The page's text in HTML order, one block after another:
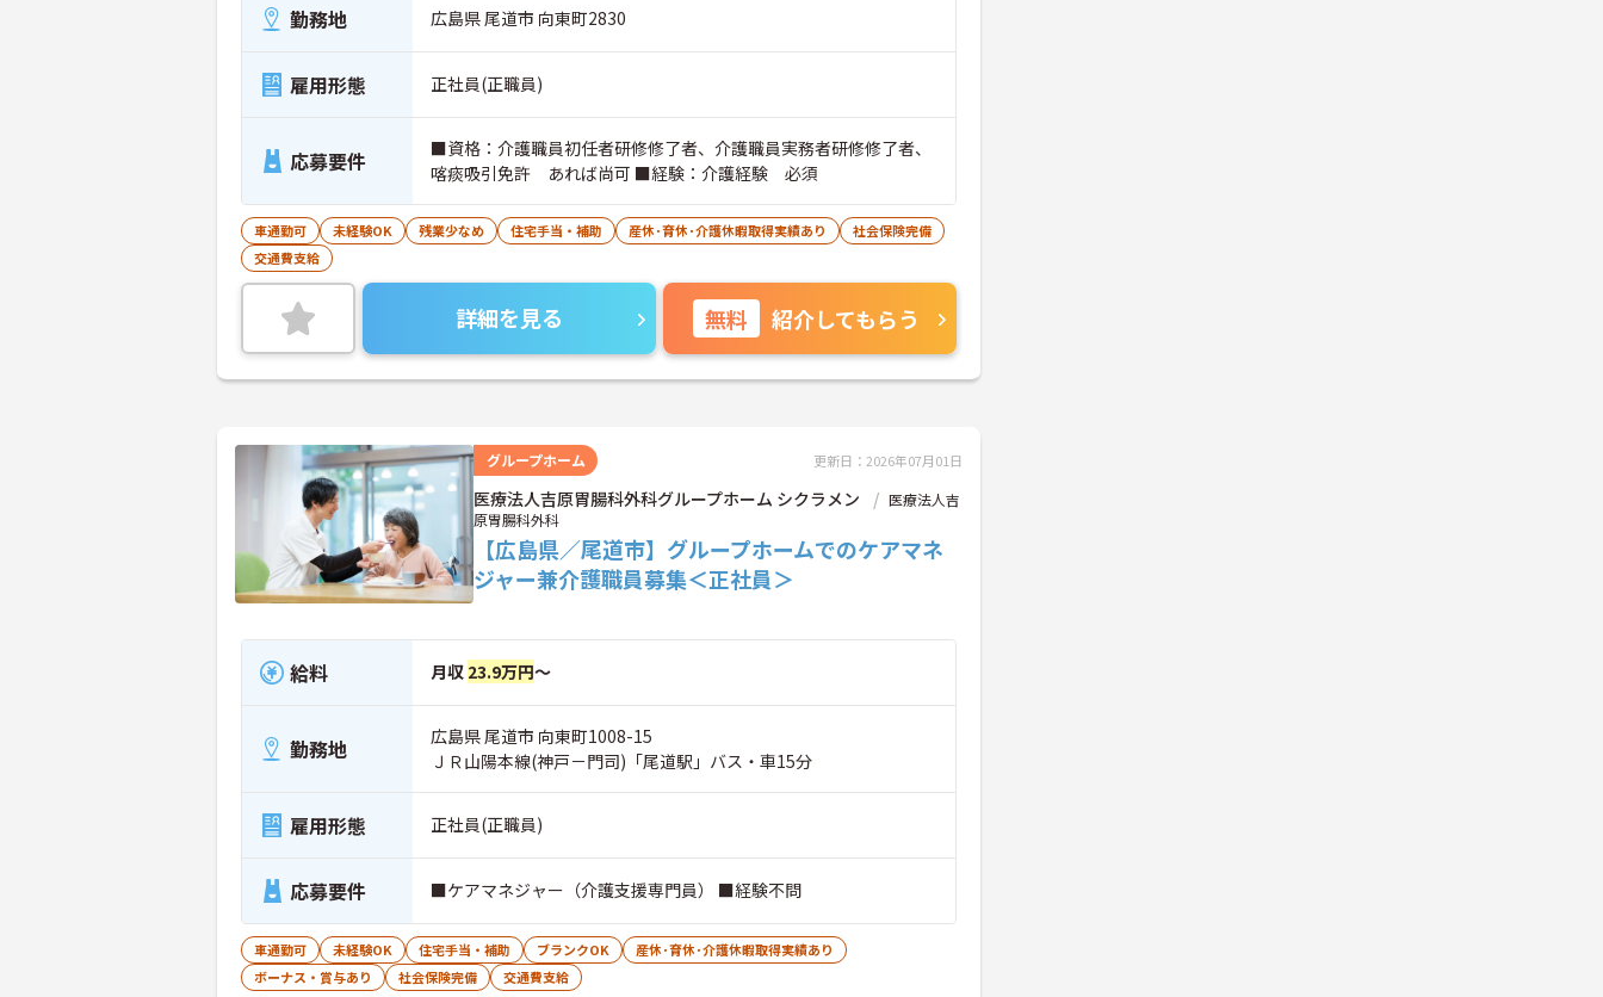
勤務地 広島県 尾道市 向東町2830
雇用形態 正社員(正職員)
応募要件
■資格：介護職員初任者研修修了者、介護職員実務者研修修了者、
喀痰吸引免許 あれば尚可 ■経験：介護経験 必須
車通勤可 未経験OK 残業少なめ 住宅手当・補助 産休･育休･介護休暇取得実績あり
社会保険完備
交通費支給
詳細を見る 無料 紹介してもらう
グループホーム 更新日：2026年07月01日
医療法人吉原胃腸科外科グループホーム シクラメン
医療法人吉
原胃腸科外科
【広島県／尾道市】グループホームでのケアマネ
ジャー兼介護職員募集＜正社員＞
給料 月収 23.9万円～
勤務地
広島県 尾道市 向東町1008-15
ＪＲ山陽本線(神戸－門司)「尾道駅」バス・車15分
雇用形態 正社員(正職員)
応募要件 ■ケアマネジャー（介護支援専門員） ■経験不問
車通勤可 未経験OK 住宅手当・補助 ブランクOK
産休･育休･介護休暇取得実績あり
ボーナス・賞与あり
社会保険完備 交通費支給